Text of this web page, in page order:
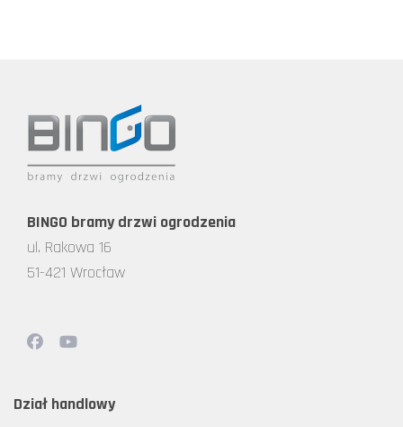
BINGO bramy drzwi ogrodzenia
ul. Rakowa 16
51-421 Wrocław
Dział handlowy